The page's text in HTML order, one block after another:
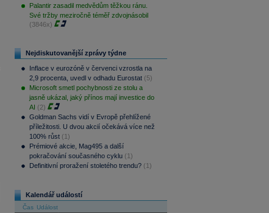
Palantir zasadil medvědům těžkou ránu.
Své tržby meziročně téměř zdvojnásobil
(3846x)
Nejdiskutovanější zprávy týdne
Inflace v eurozóně v červenci vzrostla na
2,9 procenta, uvedl v odhadu Eurostat (5)
Microsoft smetl pochybnosti ze stolu a
jasně ukázal, jaký přínos mají investice do
AI (2)
Goldman Sachs vidí v Evropě přehlížené
příležitosti. U dvou akcií očekává více než
100% růst (1)
Prémiové akcie, Mag495 a další
pokračování současného cyklu (1)
Definitivní proražení stoletého trendu? (1)
Kalendář událostí
Čas Událost